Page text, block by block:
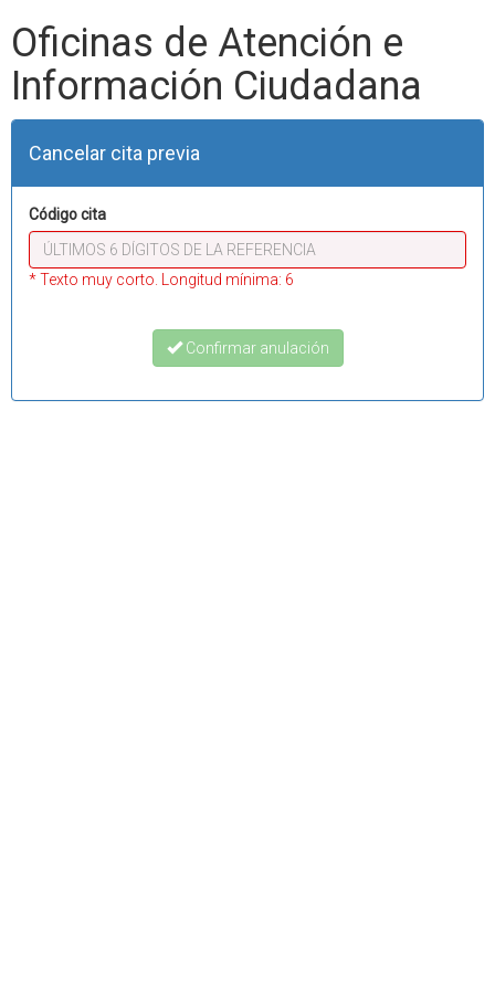
Oficinas de Atención e
Información Ciudadana
Cancelar cita previa
Código cita
* Texto muy corto. Longitud mínima: 6
Confirmar anulación